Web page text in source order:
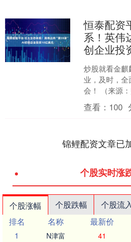
恒泰配资
系！英伟
创企业投
炒股就看金
业，及时，
会！ （来源
讯（编辑 黄
霸主”英伟....
查看： 100
锦鲤配资文章已
个股实时涨
个股涨幅 个股跌幅 个股流
排名
名称 最新价
1
N津富 41